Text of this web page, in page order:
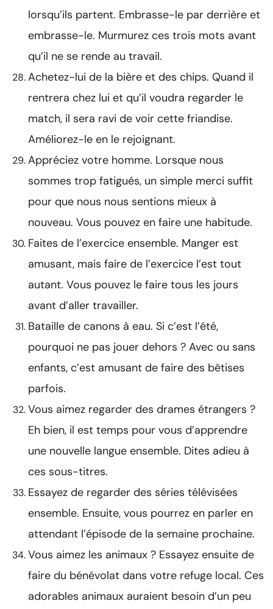
lorsqu’ils partent. Embrasse-le par derrière et
embrasse-le. Murmurez ces trois mots avant
qu’il ne se rende au travail.
Achetez-lui de la bière et des chips. Quand il
rentrera chez lui et qu’il voudra regarder le
match, il sera ravi de voir cette friandise.
Améliorez-le en le rejoignant.
Appréciez votre homme. Lorsque nous
sommes trop fatigués, un simple merci suffit
pour que nous nous sentions mieux à
nouveau. Vous pouvez en faire une habitude.
Faites de l’exercice ensemble. Manger est
amusant, mais faire de l’exercice l’est tout
autant. Vous pouvez le faire tous les jours
avant d’aller travailler.
Bataille de canons à eau. Si c’est l’été,
pourquoi ne pas jouer dehors ? Avec ou sans
enfants, c’est amusant de faire des bêtises
parfois.
Vous aimez regarder des drames étrangers ?
Eh bien, il est temps pour vous d’apprendre
une nouvelle langue ensemble. Dites adieu à
ces sous-titres.
Essayez de regarder des séries télévisées
ensemble. Ensuite, vous pourrez en parler en
attendant l’épisode de la semaine prochaine.
Vous aimez les animaux ? Essayez ensuite de
faire du bénévolat dans votre refuge local. Ces
adorables animaux auraient besoin d’un peu